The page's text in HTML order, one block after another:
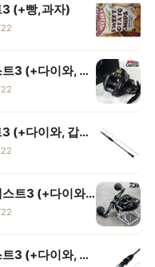
3 (+빵,과자)
외수질 베이트릴 추천 베스트3 (+다이와, 아브가르시아, 크레만)
외수질 낚시대 추천 베스트3 (+다이와, 갑오징어 겸용)
갑오징어 베이트릴 추천 베스트3 (+다이와, 가성비, 쭈갑릴)
갑오징어 낚시대 추천 베스트3 (+다이와, 가성비, 쭈갑로드)